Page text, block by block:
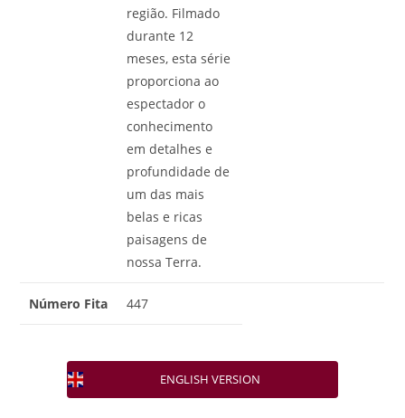
região. Filmado
durante 12
meses, esta série
proporciona ao
espectador o
conhecimento
em detalhes e
profundidade de
um das mais
belas e ricas
paisagens de
nossa Terra.
Número Fita 447
ENGLISH VERSION